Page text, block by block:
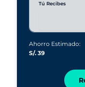
Tú Recibes
Ahorro Estimado:
S/. 39